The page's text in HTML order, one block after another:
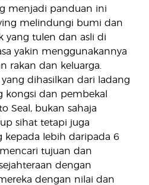
menjadi panduan ini
melindungi bumi dan
yang tulen dan asli di
yakin menggunakannya
rakan dan keluarga.
yang dihasilkan dari ladang
kongsi dan pembekal
Seal, bukan sahaja
sihat tetapi juga
kepada lebih daripada 6
tujuan dan
dengan
dengan nilai dan